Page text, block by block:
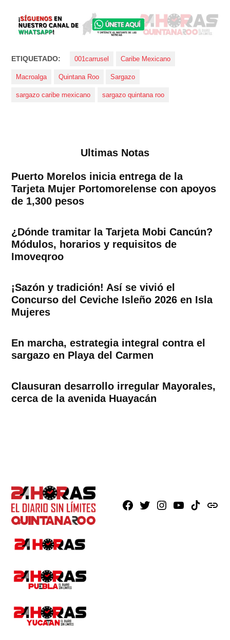
ETIQUETADO: 001carrusel Caribe Mexicano
Macroalga Quintana Roo Sargazo
sargazo caribe mexicano sargazo quintana roo
Ultimas Notas
Puerto Morelos inicia entrega de la
Tarjeta Mujer Portomorelense con apoyos
de 1,300 pesos
¿Dónde tramitar la Tarjeta Mobi Cancún?
Módulos, horarios y requisitos de
Imoveqroo
¡Sazón y tradición! Así se vivió el
Concurso del Ceviche Isleño 2026 en Isla
Mujeres
En marcha, estrategia integral contra el
sargazo en Playa del Carmen
Clausuran desarrollo irregular Mayorales,
cerca de la avenida Huayacán
Facebook
X Instagram
YoutubeTikTokissuu